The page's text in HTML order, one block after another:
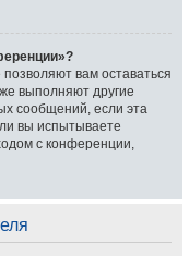
вам оставаться
выполняют другие
сообщений, если эта
вы испытываете
с конференции,